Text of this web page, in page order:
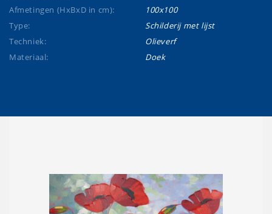
Afmetingen (HxBxD in cm):
100x100
Type:
Schilderij met lijst
Techniek:
Olieverf
Materiaal:
Doek